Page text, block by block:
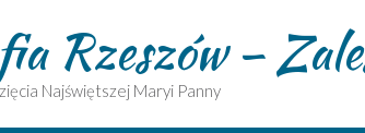
Rzeszów –
Najświętszej Maryi Panny